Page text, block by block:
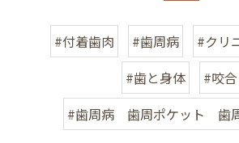
#付着歯肉 #歯周病
#クリ
#歯と身体
#咬合
#歯周病 歯周ポケット 歯